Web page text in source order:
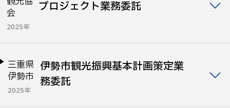
会
2025年
プロジェクト業務委託
三重県
伊勢市
2025年
伊勢市観光振興基本計画策定業
務委託